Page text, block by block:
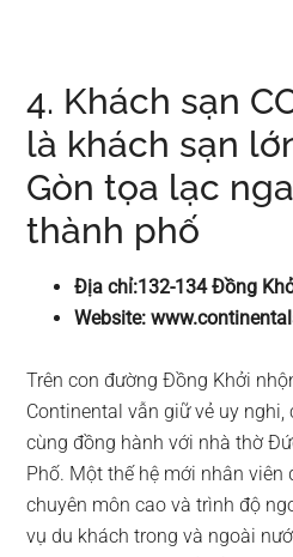
4. Khách sạn
là khách sạn
Gòn tọa lạc
thành phố
Địa chỉ:132-134 Đồng
Website:
Trên con đường Đồng Khởi
Continental vẫn giữ vẻ uy
cùng đồng hành với nhà thờ
Phố. Một thế hệ mới nhân viên
chuyên môn cao và trình độ
vụ du khách trong và ngoài